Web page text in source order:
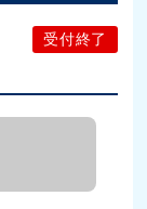
受付終了